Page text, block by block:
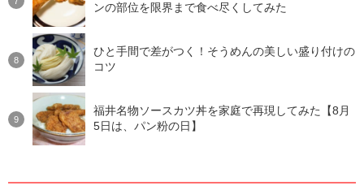
ンの部位を限界まで食べ尽くしてみた
ひと手間で差がつく！そうめんの美しい盛り付けの
コツ
福井名物ソースカツ丼を家庭で再現してみた【8月
5日は、パン粉の日】